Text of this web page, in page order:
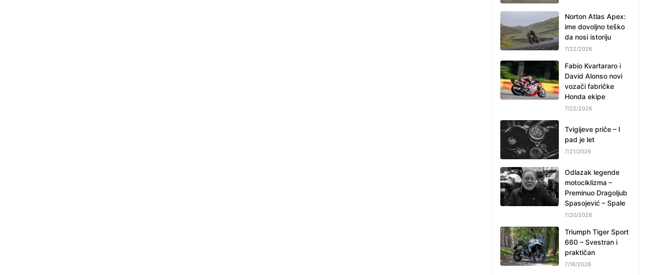
Norton Atlas Apex:
ime dovoljno teško
da nosi istoriju
7/22/2026
Fabio Kvartararo i
David Alonso novi
vozači fabričke
Honda ekipe
7/22/2026
Tvigijeve priče – I
pad je let
7/21/2026
Odlazak legende
motociklizma –
Preminuo Dragoljub
Spasojević – Spale
7/20/2026
Triumph Tiger Sport
660 – Svestran i
praktičan
7/16/2026